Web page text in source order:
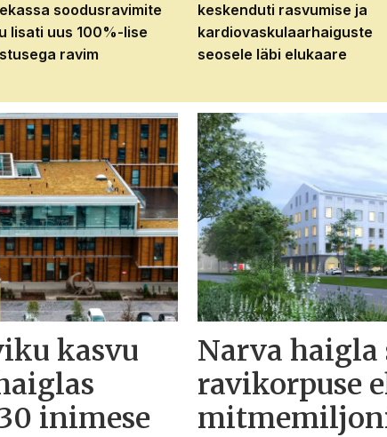
soodusravimite
lisati uus 100%-lise
ravim
keskenduti rasvumise ja
kardiovaskulaarhaiguste
seosele läbi elukaare
kasvu
inimese
Narva haigla
ravikorpuse